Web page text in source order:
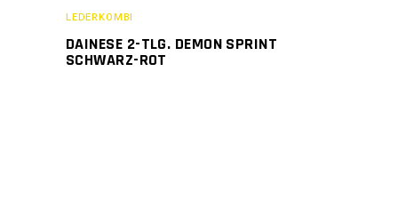
LEDERKOMBI
DAINESE 2-TLG. DEMON SPRINT
SCHWARZ-ROT